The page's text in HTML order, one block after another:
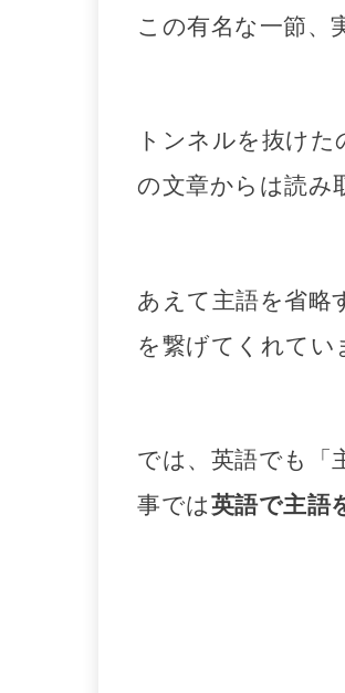
この有名な一節、
トンネルを抜け
の文章からは読み
あえて主語を省略
を繋げてくれてい
では、英語でも「
事では英語で主語